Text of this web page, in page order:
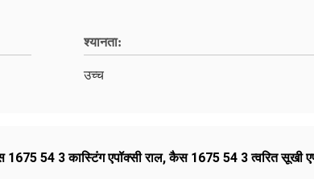
श्यानता:
उच्च
54 3 कास्टिंग एपॉक्सी राल,कैस 1675 54 3 त्वरित सूखी